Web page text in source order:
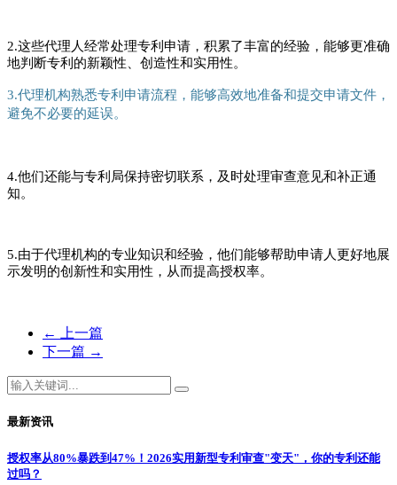
2.这些代理人经常处理专利申请，积累了丰富的经验，能够更准确
地判断专利的新颖性、创造性和实用性。
3.代理机构熟悉专利申请流程，能够高效地准备和提交申请文件，
避免不必要的延误。
4.他们还能与专利局保持密切联系，及时处理审查意见和补正通
知。
5.由于代理机构的专业知识和经验，他们能够帮助申请人更好地展
示发明的创新性和实用性，从而提高授权率。
←
上一篇
下一篇 →
最新资讯
授权率从80%暴跌到47%！2026实用新型专利审查"变天"，你的专利还能
过吗？